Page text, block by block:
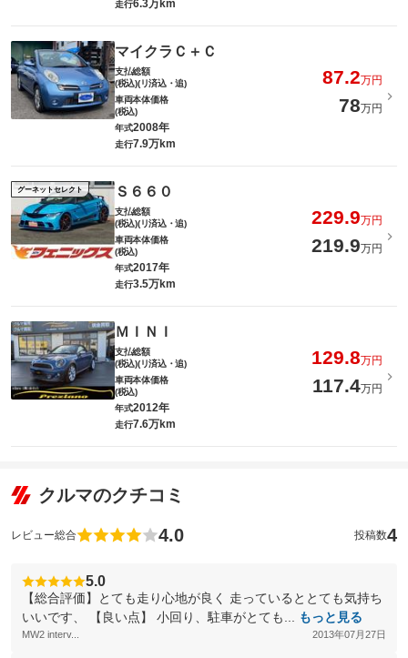
走行6.3万km
マイクラＣ＋Ｃ
支払総額
(税込)(リ済込・追)
87.2万円
車両本体価格
(税込)
78万円
年式2008年
走行7.9万km
グーネットセレクト Ｓ６６０
支払総額
(税込)(リ済込・追)
229.9万円
車両本体価格
(税込)
219.9万円
年式2017年
走行3.5万km
ＭＩＮＩ
支払総額
(税込)(リ済込・追)
129.8万円
車両本体価格
(税込)
117.4万円
年式2012年
走行7.6万km
クルマのクチコミ
レビュー総合 4.0 投稿数4
5.0
【総合評価】とても走り心地が良く 走っているととても気持ち
いいです、 【良い点】 小回り、駐車がとても...
もっと見る
MW2 interv... 2013年07月27日